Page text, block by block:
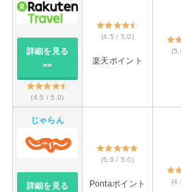
詳細を見る
>>
(4.5 / 5.0)
(4.5 / 5.0)
楽天ポイント
じゃらん
詳細を見る
(5.0 / 5.0)
Pontaポイント